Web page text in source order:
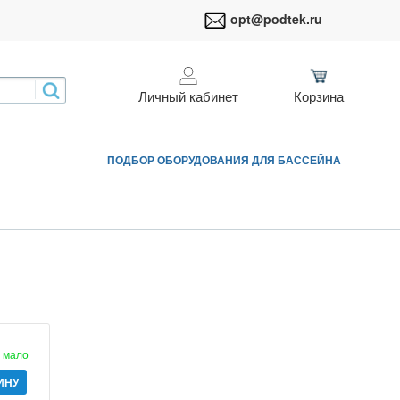
opt@podtek.ru
Личный кабинет Корзина
ПОДБОР ОБОРУДОВАНИЯ ДЛЯ БАССЕЙНА
мало